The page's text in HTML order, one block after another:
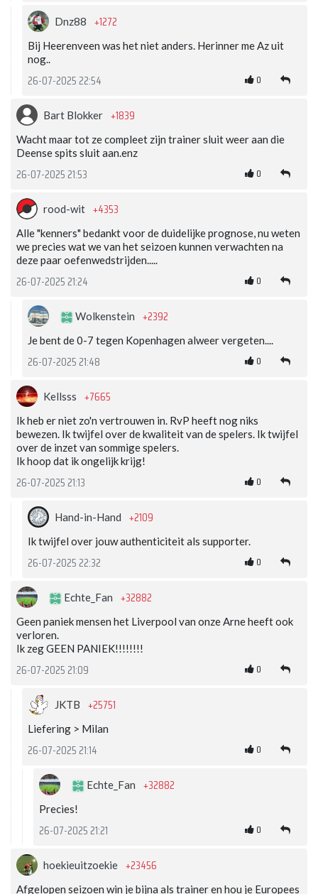
Dnz88 +1272
Bij Heerenveen was het niet anders. Herinner me Az uit
nog..
26-07-2025 22:54 0
Bart Blokker +1839
Wacht maar tot ze compleet zijn trainer sluit weer aan die
Deense spits sluit aan.enz
26-07-2025 21:53 0
rood-wit +4353
Alle "kenners" bedankt voor de duidelijke prognose, nu weten
we precies wat we van het seizoen kunnen verwachten na
deze paar oefenwedstrijden.....
26-07-2025 21:24 0
Wolkenstein +2392
Je bent de 0-7 tegen Kopenhagen alweer vergeten....
26-07-2025 21:48 0
Kellsss +7665
Ik heb er niet zo'n vertrouwen in. RvP heeft nog niks
bewezen. Ik twijfel over de kwaliteit van de spelers. Ik twijfel
over de inzet van sommige spelers.
Ik hoop dat ik ongelijk krijg!
26-07-2025 21:13 0
Hand-in-Hand +2109
Ik twijfel over jouw authenticiteit als supporter.
26-07-2025 22:32 0
Echte_Fan +32882
Geen paniek mensen het Liverpool van onze Arne heeft ook
verloren.
Ik zeg GEEN PANIEK!!!!!!!!
26-07-2025 21:09 0
JKTB +25751
Liefering > Milan
26-07-2025 21:14 0
Echte_Fan +32882
Precies!
26-07-2025 21:21 0
hoekieuitzoekie +23456
Afgelopen seizoen win je bijna als trainer en hou je Europees